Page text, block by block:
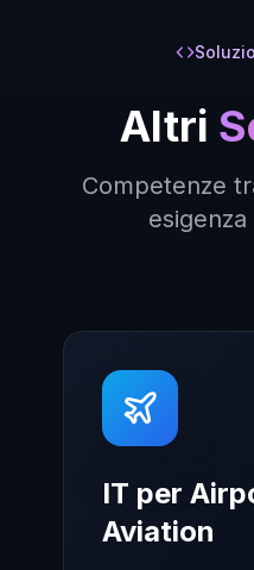
Altri
Competenze
IT per
Aviation